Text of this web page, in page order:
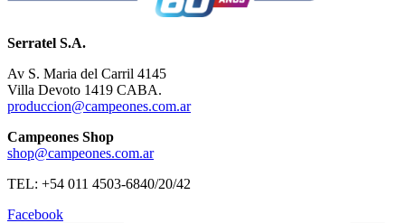
Serratel S.A.
Av S. Maria del Carril 4145
Villa Devoto 1419 CABA.
produccion@campeones.com.ar
Campeones Shop
shop@campeones.com.ar
TEL: +54 011 4503-6840/20/42
Facebook